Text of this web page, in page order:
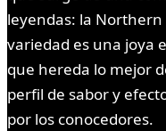
leyendas: la Northern
variedad es una joya
que hereda lo mejor
perfil de sabor y
por los conocedores.